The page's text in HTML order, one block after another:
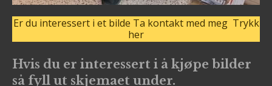
Er du interessert i et bilde Ta kontakt med meg Trykk
her
Hvis du er interessert i å kjøpe bilder
så fyll ut skjemaet under.